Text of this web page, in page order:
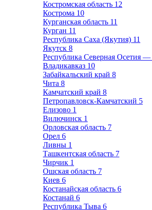
Костромская область 12
Кострома 10
Курганская область 11
Курган 11
Республика Саха (Якутия) 11
Якутск 8
Республика Северная Осетия
Владикавказ 10
Забайкальский край 8
Чита 8
Камчатский край 8
Петропавловск-Камчатский 5
Елизово 1
Вилючинск 1
Орловская область 7
Орел 6
Ливны 1
Ташкентская область 7
Чирчик 1
Ошская область 7
Киев 6
Костанайская область 6
Костанай 6
Республика Тыва 6